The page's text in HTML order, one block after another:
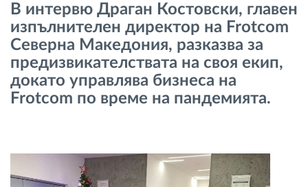
Планиране на маршрути и мониторинг
Автоматична идентификация на шофьора
Разберете за всички функционалности
Как отговаряме на нуждите на всяка
В интервю Драган Костовски, главен
изпълнителен директор на Frotcom
Северна Македония, разказва за
предизвикателствата на своя екип,
докато управлява бизнеса на
Frotcom по време на пандемията.